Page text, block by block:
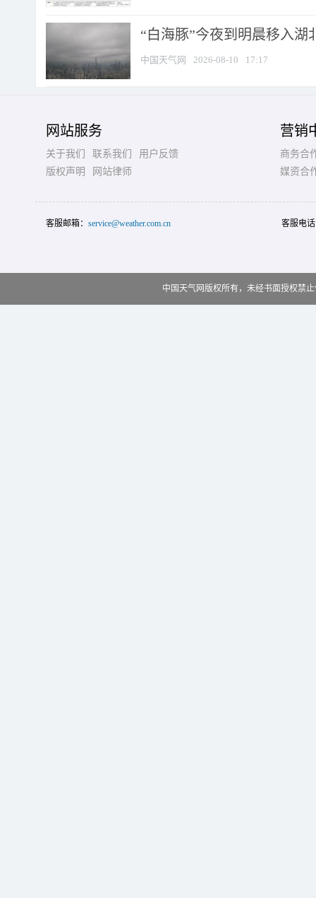
“白海豚”今夜到明晨移入湖
中国天气网 2026-08-10 17:17
网站服务
关于我们 联系我们
用户反馈
版权声明
网站律师
营销
商务合
媒资合
客服邮箱： service@weather.com.cn 客服电
中国天气网版权所有，未经书面授权